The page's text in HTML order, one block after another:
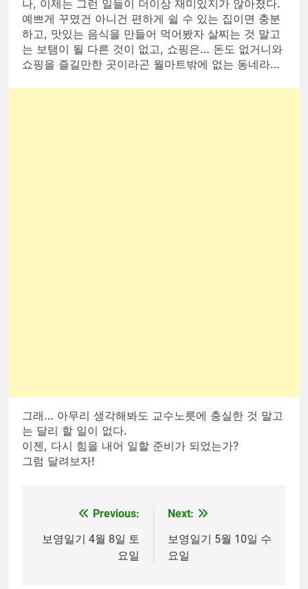
나, 이제는 그런 일들이 더이상 재미있지가 않아졌다.
예쁘게 꾸몄건 아니건 편하게 쉴 수 있는 집이면 충분
하고, 맛있는 음식을 만들어 먹어봤자 살찌는 것 말고
는 보탬이 될 다른 것이 없고, 쇼핑은… 돈도 없거니와
쇼핑을 즐길만한 곳이라곤 월마트밖에 없는 동네라…
그래… 아무리 생각해봐도 교수노릇에 충실한 것 말고
는 달리 할 일이 없다.
이젠, 다시 힘을 내어 일할 준비가 되었는가?
그럼 달려보자!
navigation
Previous:
보영일기 4월 8일 토
요일
Next:
보영일기 5월 10일 수
요일